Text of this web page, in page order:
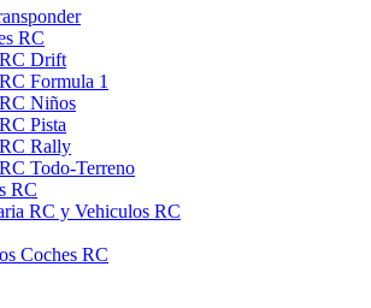
RC
Drift
Formula 1
Niños
Pista
Rally
Todo-Terreno
RC
RC y Vehiculos RC
Coches RC